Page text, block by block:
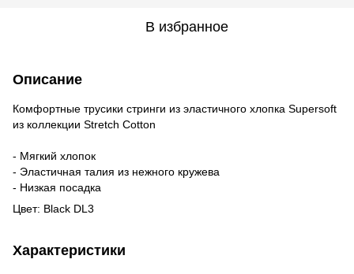
В избранное
Описание
Комфортные трусики стринги из эластичного хлопка Supersoft
из коллекции Stretch Cotton
- Мягкий хлопок
- Эластичная талия из нежного кружева
- Низкая посадка
Цвет: Black DL3
Характеристики